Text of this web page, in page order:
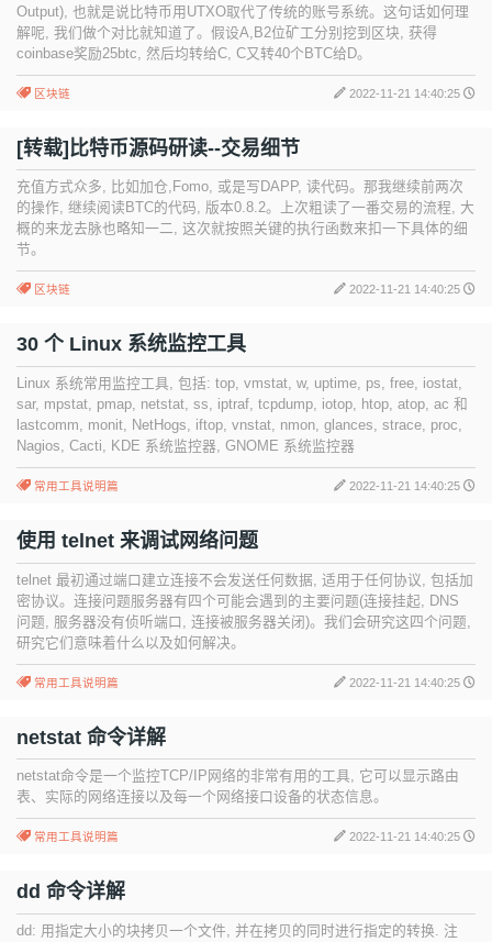
Output), 也就是说比特币用UTXO取代了传统的账号系统。这句话如何理
解呢, 我们做个对比就知道了。假设A,B2位矿工分别挖到区块, 获得
coinbase奖励25btc, 然后均转给C, C又转40个BTC给D。
区块链 2022-11-21 14:40:25
[转载]比特币源码研读--交易细节
充值方式众多, 比如加仓,Fomo, 或是写DAPP, 读代码。那我继续前两次
的操作, 继续阅读BTC的代码, 版本0.8.2。上次粗读了一番交易的流程, 大
概的来龙去脉也略知一二, 这次就按照关键的执行函数来扣一下具体的细
节。
区块链 2022-11-21 14:40:25
30 个 Linux 系统监控工具
Linux 系统常用监控工具, 包括: top, vmstat, w, uptime, ps, free, iostat,
sar, mpstat, pmap, netstat, ss, iptraf, tcpdump, iotop, htop, atop, ac 和
lastcomm, monit, NetHogs, iftop, vnstat, nmon, glances, strace, proc,
Nagios, Cacti, KDE 系统监控器, GNOME 系统监控器
常用工具说明篇 2022-11-21 14:40:25
使用 telnet 来调试网络问题
telnet 最初通过端口建立连接不会发送任何数据, 适用于任何协议, 包括加
密协议。连接问题服务器有四个可能会遇到的主要问题(连接挂起, DNS
问题, 服务器没有侦听端口, 连接被服务器关闭)。我们会研究这四个问题,
研究它们意味着什么以及如何解决。
常用工具说明篇 2022-11-21 14:40:25
netstat 命令详解
netstat命令是一个监控TCP/IP网络的非常有用的工具, 它可以显示路由
表、实际的网络连接以及每一个网络接口设备的状态信息。
常用工具说明篇 2022-11-21 14:40:25
dd 命令详解
dd: 用指定大小的块拷贝一个文件, 并在拷贝的同时进行指定的转换. 注